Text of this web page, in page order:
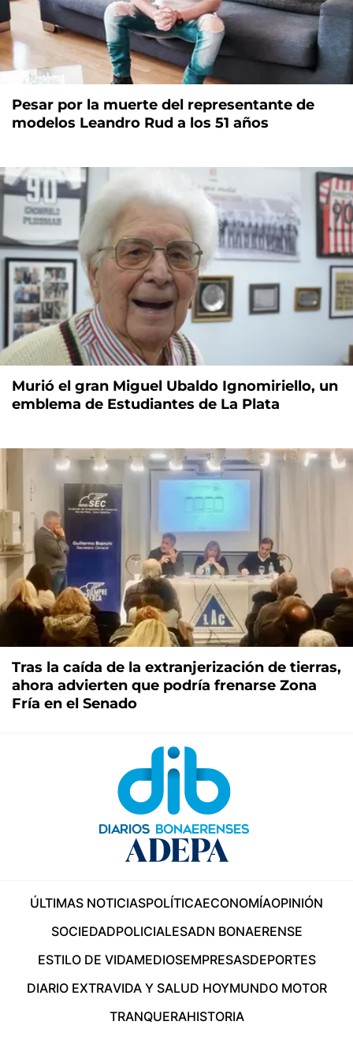
Pesar por la muerte del representante de
modelos Leandro Rud a los 51 años
Murió el gran Miguel Ubaldo Ignomiriello, un
emblema de Estudiantes de La Plata
Tras la caída de la extranjerización de tierras,
ahora advierten que podría frenarse Zona
Fría en el Senado
ÚLTIMAS NOTICIASPOLÍTICAECONOMÍAOPINIÓN
SOCIEDADPOLICIALESADN BONAERENSE
ESTILO DE VIDAMEDIOSEMPRESASDEPORTES
DIARIO EXTRAVIDA Y SALUD HOYMUNDO MOTOR
TRANQUERAHISTORIA